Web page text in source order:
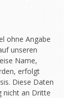
ohne Angabe
unseren
Name,
erfolgt
Diese Daten
nicht an Dritte